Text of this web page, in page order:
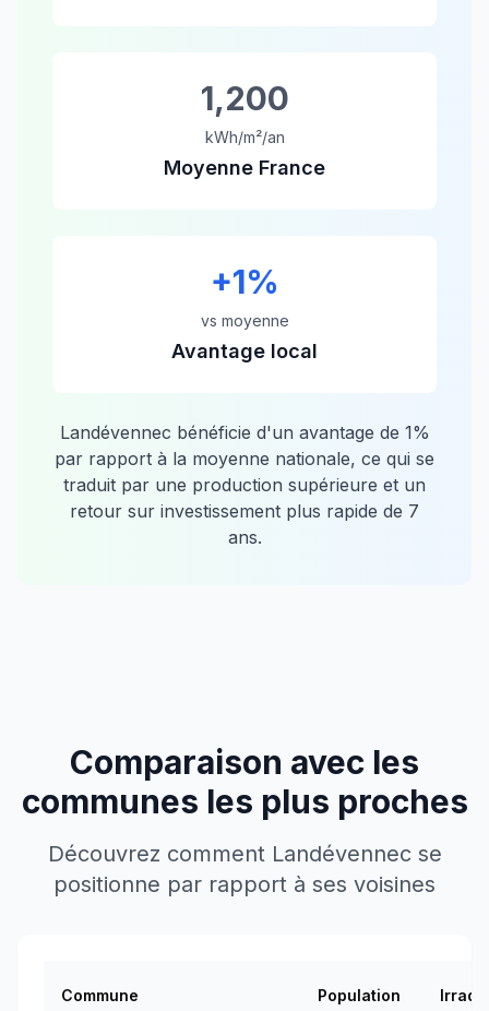
1,200
kWh/m²/an
Moyenne France
+1%
vs moyenne
Avantage local
Landévennec bénéficie d'un avantage de 1%
par rapport à la moyenne nationale, ce qui se
traduit par une production supérieure et un
retour sur investissement plus rapide de 7
ans.
Comparaison avec les
communes les plus proches
Découvrez comment Landévennecse
positionne par rapport à ses voisines
Commune Population